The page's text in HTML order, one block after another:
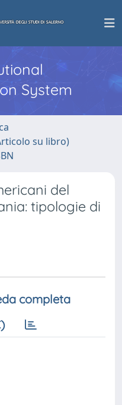
System
su libro)
del
tipologie di
completa